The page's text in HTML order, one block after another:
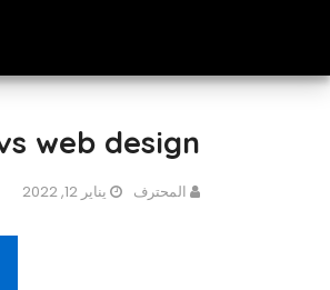
web design
المحترف يناير 12, 2022